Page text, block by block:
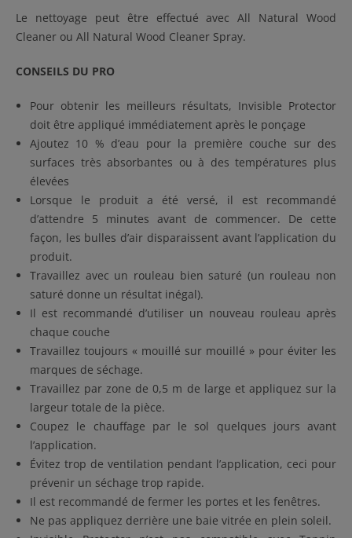
Le nettoyage peut être effectué avec All Natural Wood
Cleaner ou All Natural Wood Cleaner Spray.
CONSEILS DU PRO
Pour obtenir les meilleurs résultats, Invisible Protector
doit être appliqué immédiatement après le ponçage
Ajoutez 10 % d’eau pour la première couche sur des
surfaces très absorbantes ou à des températures plus
élevées
Lorsque le produit a été versé, il est recommandé
d’attendre 5 minutes avant de commencer. De cette
façon, les bulles d’air disparaissent avant l’application du
produit.
Travaillez avec un rouleau bien saturé (un rouleau non
saturé donne un résultat inégal).
Il est recommandé d’utiliser un nouveau rouleau après
chaque couche
Travaillez toujours « mouillé sur mouillé » pour éviter les
marques de séchage.
Travaillez par zone de 0,5 m de large et appliquez sur la
largeur totale de la pièce.
Coupez le chauffage par le sol quelques jours avant
l’application.
Évitez trop de ventilation pendant l’application, ceci pour
prévenir un séchage trop rapide.
Il est recommandé de fermer les portes et les fenêtres.
Ne pas appliquez derrière une baie vitrée en plein soleil.